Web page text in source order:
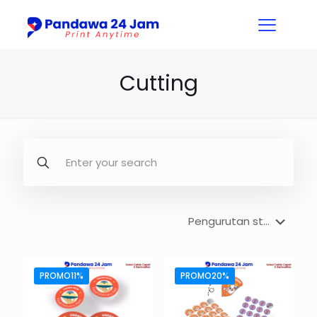
Cutting
PROMO11% PROMO20%